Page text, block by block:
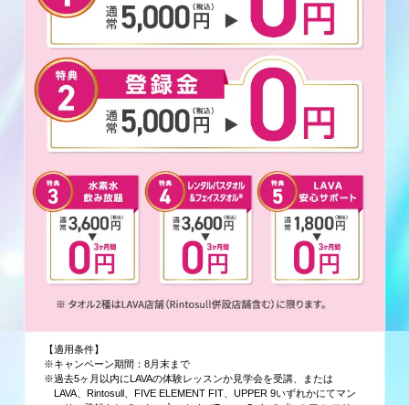
【適用条件】
※キャンペーン期間：8月末まで
※過去5ヶ月以内にLAVAの体験レッスンか見学会を受講、または
LAVA、Rintosull、FIVE ELEMENT FIT、UPPER 9いずれかにてマン